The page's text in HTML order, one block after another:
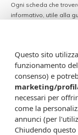
Ogni scheda che
informativo, utile alla
confezione stessa),
continue modifiche
cambio del packaging
i possibili
percentuali, Farmacia
alcuna responsabilità
aggiornate in tempo
non si assumono
causato
Questo sito utilizza
funzionamento
consenso) e
marketing/
necessari per
come la
annunci (per
Chiudendo